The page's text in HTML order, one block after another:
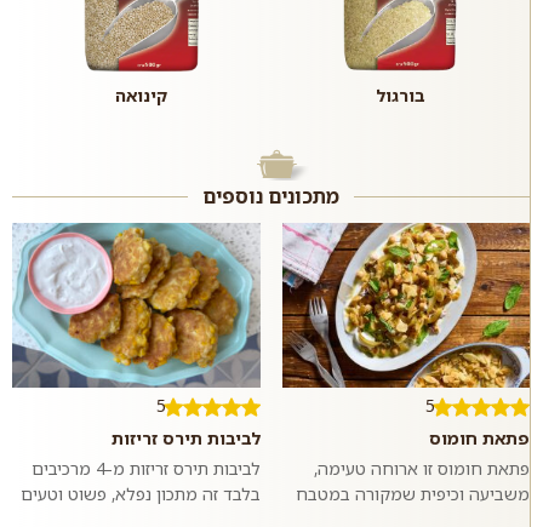
בורגול קינואה
מתכונים נוספים
5
פתאת חומוס
פתאת חומוס זו ארוחה טעימה,
משביעה וכיפית שמקורה במטבח
5
לביבות תירס זריזות
לביבות תירס זריזות מ-4 מרכיבים
בלבד זה מתכון נפלא, פשוט וטעים